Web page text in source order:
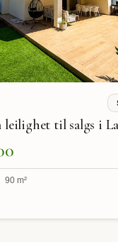
leilighet til salgs i
m²